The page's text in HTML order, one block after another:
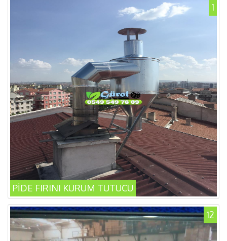
1
PİDE FIRINI KURUM TUTUCU
12